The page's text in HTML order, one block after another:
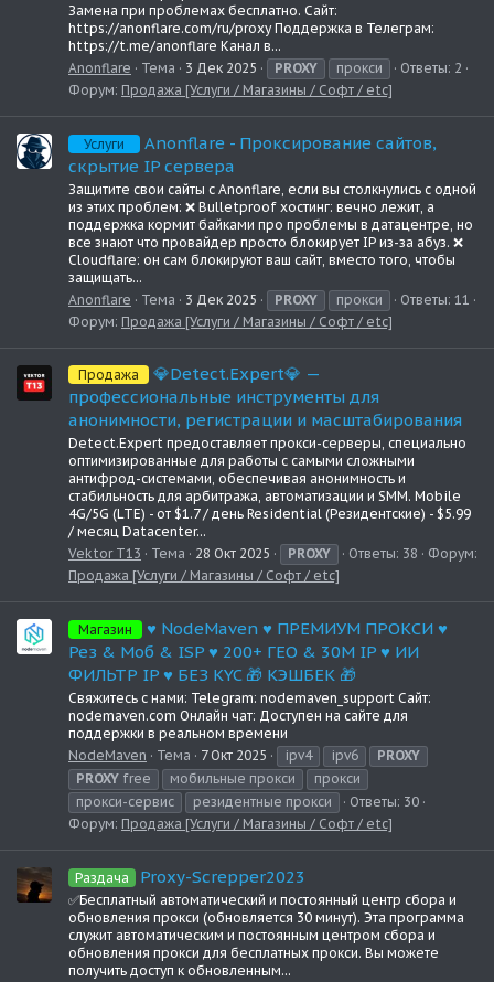
Замена при проблемах бесплатно. Сайт:
https://anonflare.com/ru/proxy Поддержка в Телеграм:
https://t.me/anonflare Канал в...
Anonflare
Тема 3 Дек 2025 PROXY прокси
Ответы: 2
Форум: Продажа [Услуги / Магазины / Софт / etc]
Услуги
Anonflare - Проксирование сайтов,
скрытие IP сервера
Защитите свои сайты с Anonflare, если вы столкнулись с одной
из этих проблем: ❌ Bulletproof хостинг: вечно лежит, а
поддержка кормит байками про проблемы в датацентре, но
все знают что провайдер просто блокирует IP из-за абуз. ❌
Cloudflare: он сам блокируют ваш сайт, вместо того, чтобы
защищать...
Anonflare
Тема 3 Дек 2025 PROXY прокси
Ответы: 11
Форум: Продажа [Услуги / Магазины / Софт / etc]
Продажа
💎Detect.Expert💎 —
профессиональные инструменты для
анонимности, регистрации и масштабирования
Detect.Expert предоставляет прокси-серверы, специально
оптимизированные для работы с самыми сложными
антифрод-системами, обеспечивая анонимность и
стабильность для арбитража, автоматизации и SMM. Mobile
4G/5G (LTE) - от $1.7 / день Residential (Резидентские) - $5.99
/ месяц Datacenter...
Vektor T13
Тема 28 Окт 2025 PROXY Ответы: 38
Форум:
Продажа [Услуги / Магазины / Софт / etc]
Магазин
♥️ NodeMaven ♥️ ПРЕМИУМ ПРОКСИ ♥️
Рез & Моб & ISP ♥️ 200+ ГЕО & 30М IP ♥️ ИИ
ФИЛЬТР IP ♥️ БЕЗ KYC 🎁 КЭШБЕК 🎁
Свяжитесь с нами: Telegram: nodemaven_support Сайт:
nodemaven.com Онлайн чат: Доступен на сайте для
поддержки в реальном времени
NodeMaven
Тема 7 Окт 2025 ipv4 ipv6
PROXY
PROXY free мобильные прокси
прокси
прокси-сервис
резидентные прокси
Ответы: 30
Форум: Продажа [Услуги / Магазины / Софт / etc]
Раздача Proxy-Screpper2023
✅Бесплатный автоматический и постоянный центр сбора и
обновления прокси (обновляется 30 минут). Эта программа
служит автоматическим и постоянным центром сбора и
обновления прокси для бесплатных прокси. Вы можете
получить доступ к обновленным...